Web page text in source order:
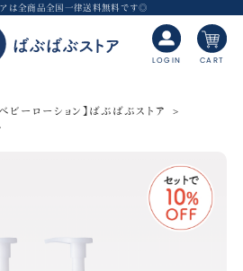
は全商品全国一律送料無料です◎
LOGIN CART
ビーローション】ばぶばぶストア